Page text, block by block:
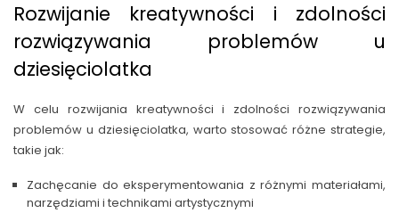
Rozwijanie kreatywności i zdolności
rozwiązywania problemów u
dziesięciolatka
W celu rozwijania kreatywności i zdolności rozwiązywania
problemów u dziesięciolatka, warto stosować różne strategie,
takie jak:
Zachęcanie do eksperymentowania z różnymi materiałami,
narzędziami i technikami artystycznymi